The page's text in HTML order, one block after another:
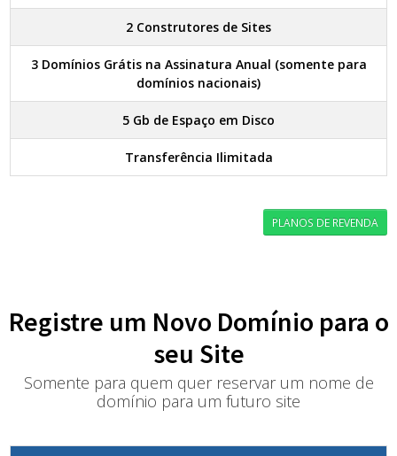
2 Construtores de Sites
3 Domínios Grátis na Assinatura Anual (somente para
domínios nacionais)
5 Gb de Espaço em Disco
Transferência Ilimitada
PLANOS DE REVENDA
Registre um Novo Domínio para o
seu Site
Somente para quem quer reservar um nome de
domínio para um futuro site